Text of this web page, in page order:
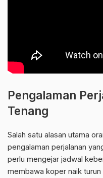
Pengalaman
Tenang
Salah satu alasan utama
pengalaman perjalanan
perlu mengejar jadwal
membawa koper naik